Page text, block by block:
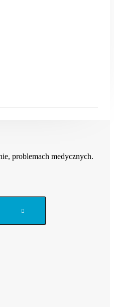
problemach medycznych.